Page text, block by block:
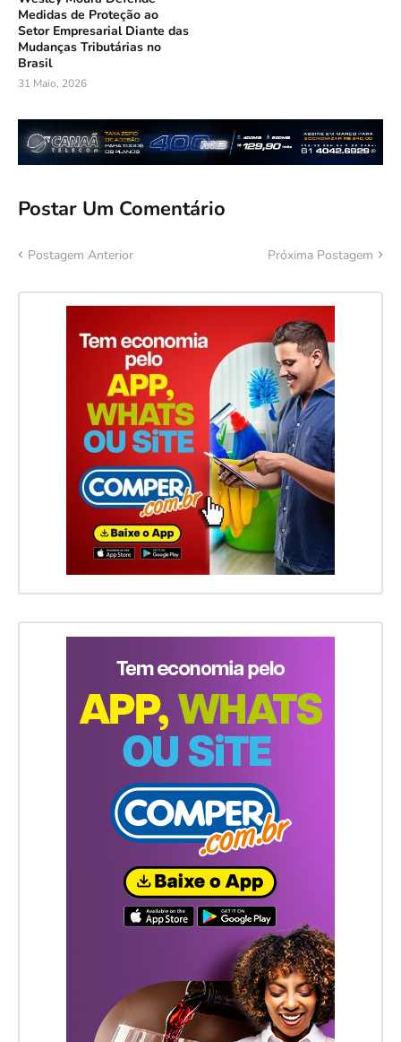
Medidas de Proteção ao
Setor Empresarial Diante das
Mudanças Tributárias no
Brasil
31 Maio, 2026
Postar Um Comentário
Postagem Anterior Próxima Postagem